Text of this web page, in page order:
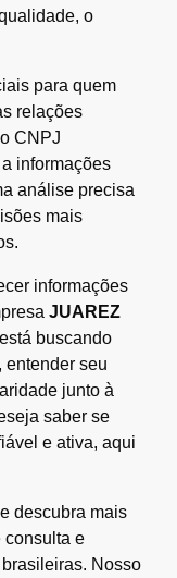
o
para quem
relações
CNPJ
informações
análise precisa
mais
informações
JUAREZ
buscando
entender seu
junto à
saber se
e ativa, aqui
descubra mais
consulta e
Nosso